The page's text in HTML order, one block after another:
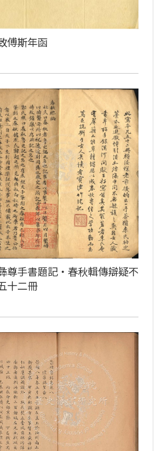
傅斯年函
尊手書題記‧春秋輯傳辯疑不
十二冊